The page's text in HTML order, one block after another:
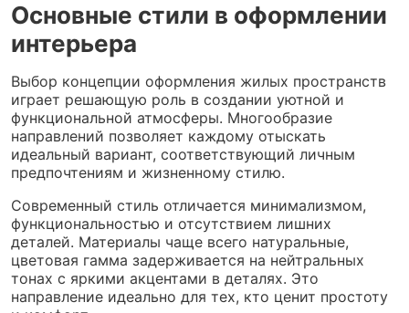
Основные стили в оформлении
интерьера
Выбор концепции оформления жилых пространств
играет решающую роль в создании уютной и
функциональной атмосферы. Многообразие
направлений позволяет каждому отыскать
идеальный вариант, соответствующий личным
предпочтениям и жизненному стилю.
Современный стиль отличается минимализмом,
функциональностью и отсутствием лишних
деталей. Материалы чаще всего натуральные,
цветовая гамма задерживается на нейтральных
тонах с яркими акцентами в деталях. Это
направление идеально для тех, кто ценит простоту